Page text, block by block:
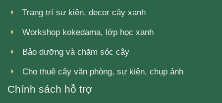
Trang trí sự kiện, decor cây xanh
Workshop kokedama, lớp học xanh
Bảo dưỡng và chăm sóc cây
Cho thuê cây văn phòng, sự kiện, chụp ảnh
Chính sách hỗ trợ